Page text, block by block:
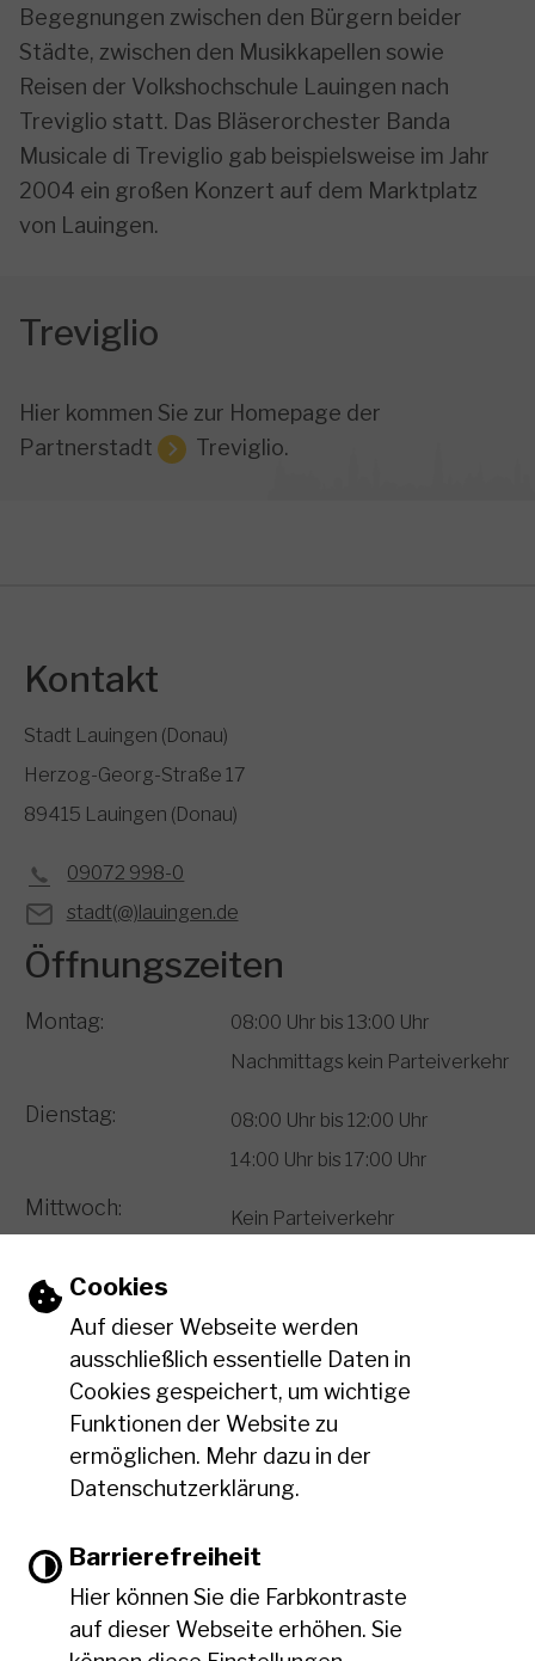
Einstellungen zu Cookies und
Cookies
Auf dieser Webseite werden
ausschließlich essentielle Daten in
Cookies gespeichert, um wichtige
Funktionen der Website zu
ermöglichen. Mehr dazu in der
Datenschutzerklärung.
Barrierefreiheit
Hier können Sie die Farbkontraste
auf dieser Webseite erhöhen. Sie
Begegnungen zwischen den Bürgern beider
Städte, zwischen den Musikkapellen sowie
Reisen der Volkshochschule Lauingen nach
Treviglio statt. Das Bläserorchester Banda
Musicale di Treviglio gab beispielsweise im Jahr
2004 ein großen Konzert auf dem Marktplatz
von Lauingen.
Treviglio
Hier kommen Sie zur Homepage der
Partnerstadt
Treviglio.
Kontakt
Stadt Lauingen (Donau)
Herzog-Georg-Straße 17
89415 Lauingen (Donau)
09072 998-0
stadt(@)lauingen.de
Öffnungszeiten
Montag:
Dienstag:
Mittwoch:
Freitag:
08:00 Uhr bis 13:00 Uhr
Nachmittags kein Parteiverkehr
08:00 Uhr bis 12:00 Uhr
14:00 Uhr bis 17:00 Uhr
Kein Parteiverkehr
14:00 Uhr bis 18:00 Uhr
08:00 Uhr bis 12:00 Uhr
Leichte Sprache
Barrierefreie Ansicht